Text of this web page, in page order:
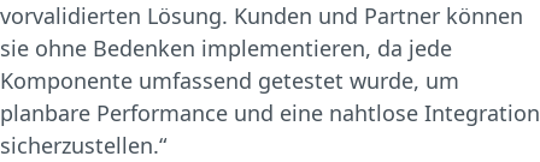
vorvalidierten Lösung. Kunden und Partner können
sie ohne Bedenken implementieren, da jede
Komponente umfassend getestet wurde, um
planbare Performance und eine nahtlose Integration
sicherzustellen.“